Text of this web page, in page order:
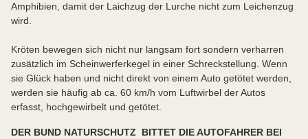
Amphibien, damit der Laichzug der Lurche nicht zum Leichenzug
wird.
Kröten bewegen sich nicht nur langsam fort sondern verharren
zusätzlich im Scheinwerferkegel in einer Schreckstellung. Wenn
sie Glück haben und nicht direkt von einem Auto getötet werden,
werden sie häufig ab ca. 60 km/h vom Luftwirbel der Autos
erfasst, hochgewirbelt und getötet.
DER BUND NATURSCHUTZ BITTET DIE AUTOFAHRER BEI